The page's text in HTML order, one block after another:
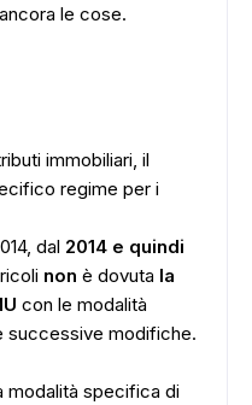
le cose.
immobiliari, il
regime per i
dal 2014 e quindi
non è dovuta la
con le modalità
successive modifiche.
modalità specifica di